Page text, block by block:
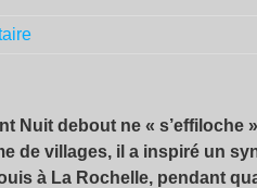
Nuit debout ne « s’effiloche
de villages, il a inspiré un
à La Rochelle, pendant